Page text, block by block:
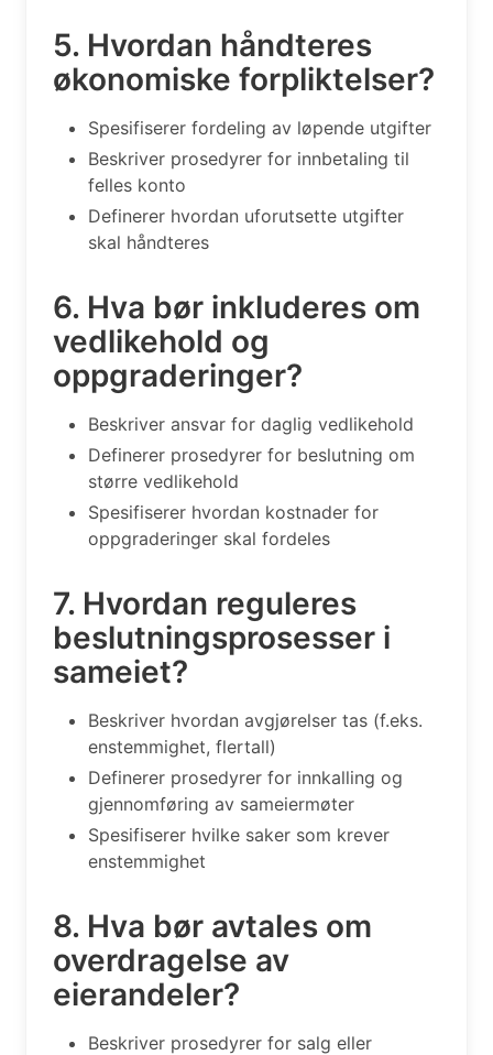
5. Hvordan håndteres
økonomiske forpliktelser?
Spesifiserer fordeling av løpende utgifter
Beskriver prosedyrer for innbetaling til
felles konto
Definerer hvordan uforutsette utgifter
skal håndteres
6. Hva bør inkluderes om
vedlikehold og
oppgraderinger?
Beskriver ansvar for daglig vedlikehold
Definerer prosedyrer for beslutning om
større vedlikehold
Spesifiserer hvordan kostnader for
oppgraderinger skal fordeles
7. Hvordan reguleres
beslutningsprosesser i
sameiet?
Beskriver hvordan avgjørelser tas (f.eks.
enstemmighet, flertall)
Definerer prosedyrer for innkalling og
gjennomføring av sameiermøter
Spesifiserer hvilke saker som krever
enstemmighet
8. Hva bør avtales om
overdragelse av
eierandeler?
Beskriver prosedyrer for salg eller